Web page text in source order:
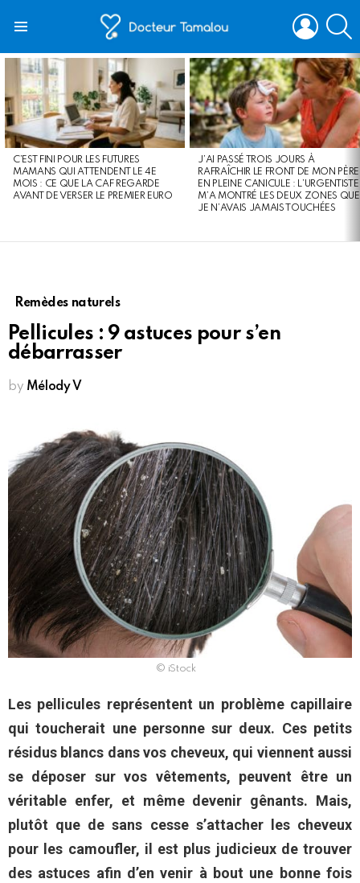
LOGIN
LATEST
STORIES
C’EST FINI POUR LES FUTURES
MAMANS QUI ATTENDENT LE 4E
MOIS : CE QUE LA CAF REGARDE
AVANT DE VERSER LE PREMIER EURO
J’AI PASSÉ TROIS JOURS À
RAFRAÎCHIR LE FRONT DE MON PÈRE
EN PLEINE CANICULE : L’URGENTISTE
M’A MONTRÉ LES DEUX ZONES QUE
JE N’AVAIS JAMAIS TOUCHÉES
Remèdes naturels
Pellicules : 9 astuces pour s’en
débarrasser
by Mélody V
© iStock
Les pellicules représentent un problème capillaire
qui toucherait une personne sur deux. Ces petits
résidus blancs dans vos cheveux, qui viennent aussi
se déposer sur vos vêtements, peuvent être un
véritable enfer, et même devenir gênants. Mais,
plutôt que de sans cesse s’attacher les cheveux
pour les camoufler, il est plus judicieux de trouver
des astuces afin d’en venir à bout une bonne fois